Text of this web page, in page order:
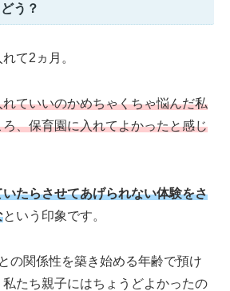
う？
て2ヵ月。
ていいのかめちゃくちゃ悩んだ私
、保育園に入れてよかったと感じ
たらさせてあげられない体験をさ
という印象です。
の関係性を築き始める年齢で預け
たち親子にはちょうどよかったの